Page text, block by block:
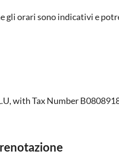
gli orari sono indicativi e
with Tax Number